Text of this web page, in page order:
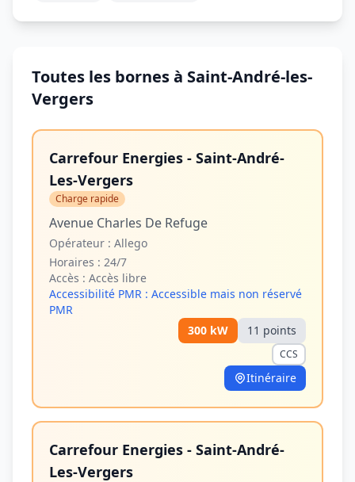
Toutes les bornes à Saint-André-les-
Vergers
Carrefour Energies - Saint-André-
Les-Vergers
Charge rapide
Avenue Charles De Refuge
Opérateur : Allego
Horaires : 24/7
Accès : Accès libre
Accessibilité PMR : Accessible mais non réservé
PMR
300 kW 11 points
CCS
Itinéraire
Carrefour Energies - Saint-André-
Les-Vergers